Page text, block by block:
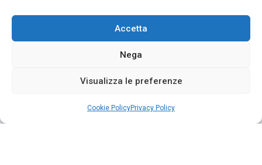
Accetta
Nega
Visualizza le preferenze
Cookie PolicyPrivacy Policy